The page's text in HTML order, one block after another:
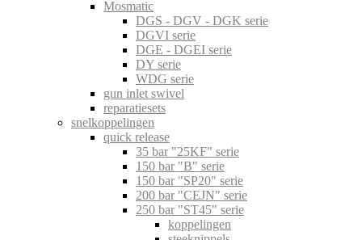
Mosmatic
DGS - DGV - DGK serie
DGVI serie
DGE - DGEI serie
DY serie
WDG serie
gun inlet swivel
reparatiesets
snelkoppelingen
quick release
35 bar "25KF" serie
150 bar "B" serie
150 bar "SP20" serie
200 bar "CEJN" serie
250 bar "ST45" serie
koppelingen